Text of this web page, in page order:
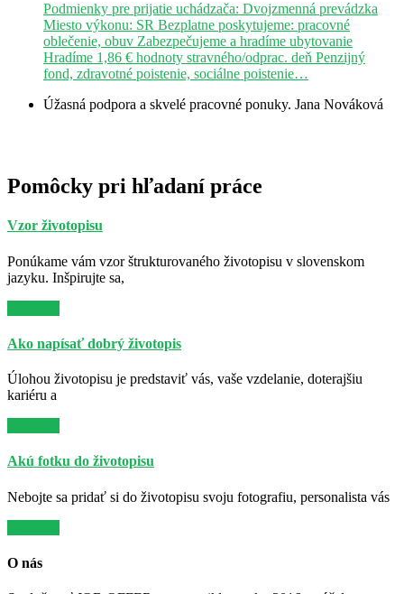
Podmienky pre prijatie uchádzača: Dvojzmenná prevádzka
Miesto výkonu: SR Bezplatne poskytujeme: pracovné
oblečenie, obuv Zabezpečujeme a hradíme ubytovanie
Hradíme 1,86 € hodnoty stravného/odprac. deň Penzijný
fond, zdravotné poistenie, sociálne poistenie…
Úžasná podpora a skvelé pracovné ponuky. Jana Nováková
Pomôcky pri hľadaní práce
Vzor životopisu
Ponúkame vám vzor štrukturovaného životopisu v slovenskom
jazyku. Inšpirujte sa,
Ako napísať dobrý životopis
Úlohou životopisu je predstaviť vás, vaše vzdelanie, doterajšiu
kariéru a
Akú fotku do životopisu
Nebojte sa pridať si do životopisu svoju fotografiu, personalista vás
O nás